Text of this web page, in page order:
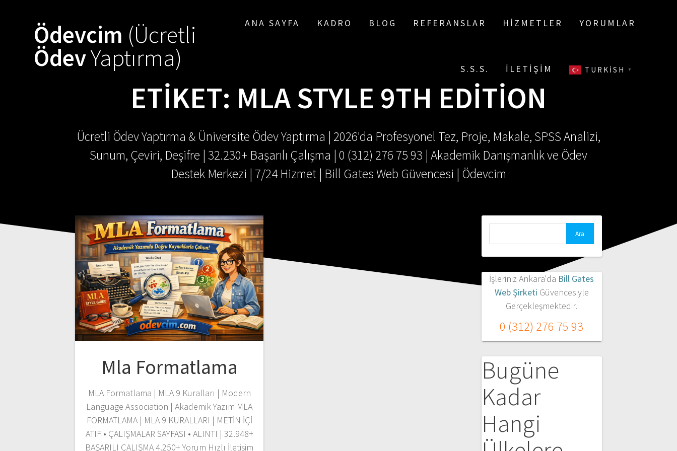
Ödevcim (Ücretli
ÖdevYaptırma)
ANA SAYFA KADRO BLOG REFERANSLAR HIZMETLER YORUMLAR
S.S.S. İLETIŞIM TURKISH ▼
ETIKET: MLA STYLE 9TH EDITION
Ücretli Ödev Yaptırma & Üniversite Ödev Yaptırma | 2026'da Profesyonel Tez, Proje, Makale, SPSS Analizi,
Sunum, Çeviri, Deşifre | 32.230+ Başarılı Çalışma | 0 (312) 276 75 93 | Akademik Danışmanlık ve Ödev
Destek Merkezi | 7/24 Hizmet | Bill Gates Web Güvencesi | Ödevcim
Mla Formatlama
MLA Formatlama | MLA 9 Kuralları | Modern
Language Association | Akademik Yazım MLA
FORMATLAMA | MLA 9 KURALLARI | METİN İÇİ
ATIF • ÇALIŞMALAR SAYFASI • ALINTI | 32.948+
BAŞARILI ÇALIŞMA 4.250+ Yorum Hızlı İletişim
İşleriniz Ankara'da Bill Gates
Web Şirketi Güvencesiyle
Gerçekleşmektedir.
0 (312) 276 75 93
Bugüne
Kadar
Hangi